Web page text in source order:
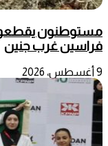
مستوطنون
فراسين غرب جنين
9 أغسطس، 2026